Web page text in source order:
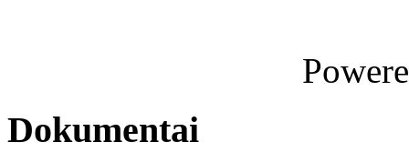
Dokumentai